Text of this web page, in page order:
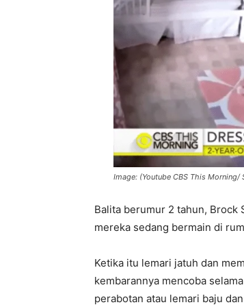
Image: (Youtube CBS This Morning/
Balita berumur 2 tahun, Brock
mereka sedang bermain di
Ketika itu lemari jatuh dan
kembarannya mencoba
perabotan atau lemari baju